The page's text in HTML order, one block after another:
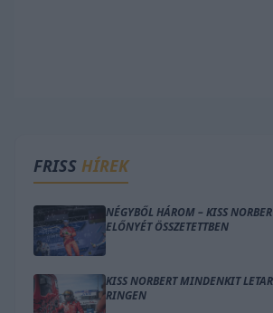
FRISS HÍREK
NÉGYBŐL HÁROM – KISS
ELŐNYÉT ÖSSZETETTBEN
KISS NORBERT MINDENKIT
RINGEN